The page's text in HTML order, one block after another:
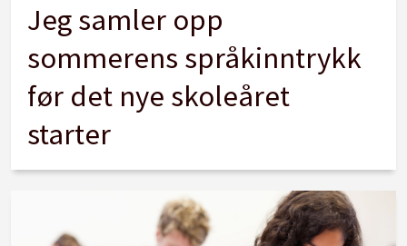
Jeg samler opp
sommerens språkinntrykk
før det nye skoleåret
starter